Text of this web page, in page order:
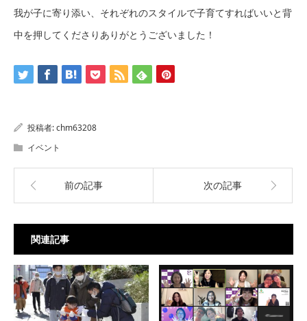
我が子に寄り添い、それぞれのスタイルで子育てすればいいと背
中を押してくださりありがとうございました！
投稿者:chm63208
イベント
前の記事 次の記事
関連記事